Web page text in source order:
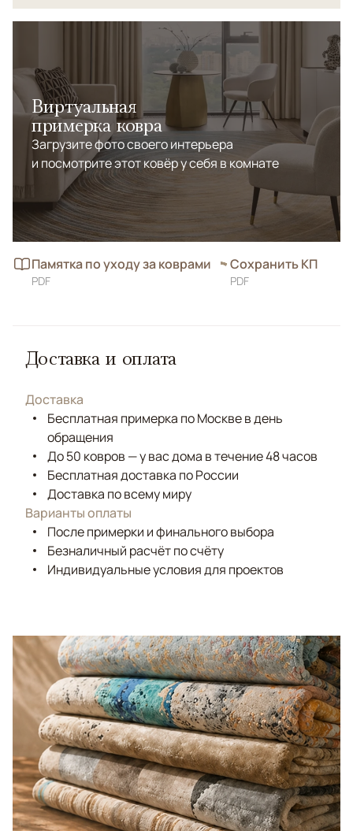
Виртуальная
примерка ковра
Загрузите фото своего интерьера
и посмотрите этот ковёр у себя в комнате
Памятка по уходу за коврами
PDF
Сохранить КП
PDF
Доставка и оплата
Доставка
Бесплатная примерка по Москве в день
обращения
До 50 ковров — у вас дома в течение 48 часов
Бесплатная доставка по России
Доставка по всему миру
Варианты оплаты
После примерки и финального выбора
Безналичный расчёт по счёту
Индивидуальные условия для проектов